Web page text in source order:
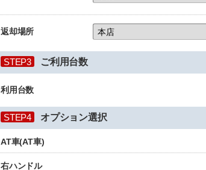
返却場所
STEP3 ご利用台数
利用台数
STEP4 オプション選択
AT車(AT車)
右ハンドル